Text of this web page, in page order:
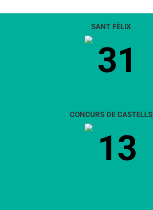
SANT FÈLIX
31
CONCURS DE CASTELLS
13